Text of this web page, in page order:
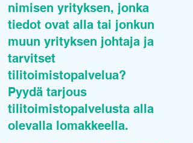
nimisen yrityksen, jonka
tiedot ovat alla tai jonkun
muun yrityksen johtaja ja
tarvitset
tilitoimistopalvelua?
Pyydä tarjous
tilitoimistopalvelusta alla
olevalla lomakkeella.